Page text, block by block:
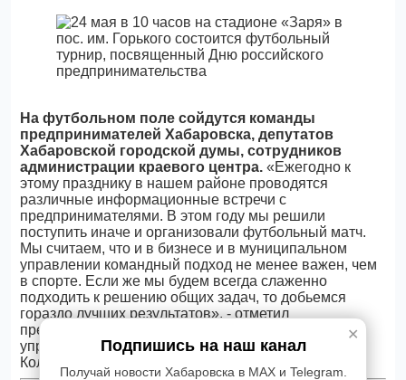
На футбольном поле сойдутся команды
предпринимателей Хабаровска, депутатов
Хабаровской городской думы, сотрудников
администрации краевого центра. «Ежегодно к
этому празднику в нашем районе проводятся
различные информационные встречи с
предпринимателями. В этом году мы решили
поступить иначе и организовали футбольный матч.
Мы считаем, что и в бизнесе и в муниципальном
управлении командный подход не менее важен, чем
в спорте. Если же мы будем всегда слаженно
подходить к решению общих задач, то добьемся
гораздо лучших результатов», - отметил
председатель комитета города Хабаровска по
управлению Железнодорожным районом Евгений
Колосов.
✕
Подпишись на наш канал
Получай новости Хабаровска в MAX и Telegram.